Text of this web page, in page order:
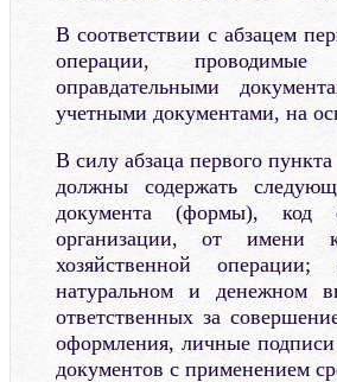
В соответствии с абзацем
операции, проводимые
оправдательными
учетными документами, на
В силу абзаца первого
должны содержать
документа (формы), код
организации, от имени
хозяйственной
натуральном и денежном
ответственных за
оформления, личные
документов с применением